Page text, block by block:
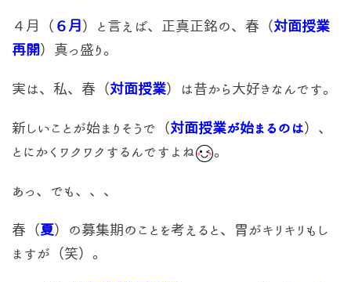
４月（ ６月 ）と言えば、正真正銘の、春（対面授業
再開）真っ盛り 。
実は、私、春（対面授業）は昔から大好きなんです。
新しいことが始まりそうで（対面授業が始まるのは）、
とにかくワクワクするんですよね
。
あっ、でも、、、
春（夏）の募集期のことを考えると、胃がキリキリもし
ますが（笑）。